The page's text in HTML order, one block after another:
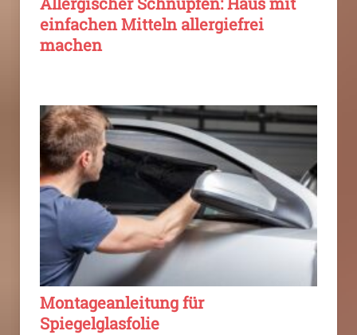
einfachen Mitteln allergiefrei
machen
Montageanleitung für
Spiegelglasfolie